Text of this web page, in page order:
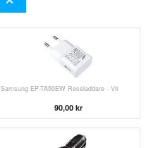
Samsung EP-TA50EW Reseladdare - Vit
90,00 kr